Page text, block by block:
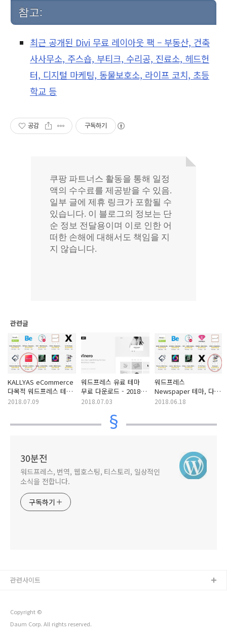
참고:
최근 공개된 Divi 무료 레이아웃 팩 – 부동산, 건축
사사무소, 주스숍, 부티크, 수리공, 진료소, 헤드헌
터, 디지털 마케팅, 동물보호소, 라이프 코치, 초등
학교 등
공감 구독하기
관련글
KALLYAS eCommerce
다목적 워드프레스 테마
50% 할인
2018.07.09
워드프레스 유료 테마
무료 다운로드 - 2018년
7월
2018.07.03
워드프레스
Newspaper 테마, 다시
인기 테마 리스트에 복귀
2018.06.18
30분전
워드프레스, 번역, 웹호스팅, 티스토리, 일상적인
소식을 전합니다.
구독하기
Copyright ©
Daum Corp. All rights reserved.
관련사이트